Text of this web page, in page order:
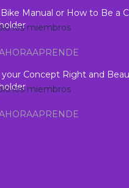
Manual or How to Be a
los miembros
your Concept Right and
los miembros